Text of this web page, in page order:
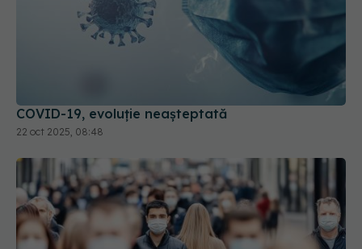
COVID-19, evoluție neașteptată
22 oct 2025, 08:48